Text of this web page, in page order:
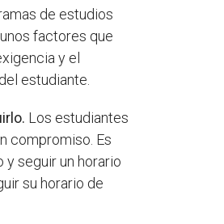
de estudios
factores que
y el
estudiante.
Los estudiantes
compromiso. Es
seguir un horario
su horario de